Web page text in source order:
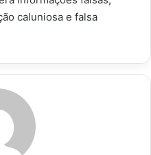
caluniosa e falsa